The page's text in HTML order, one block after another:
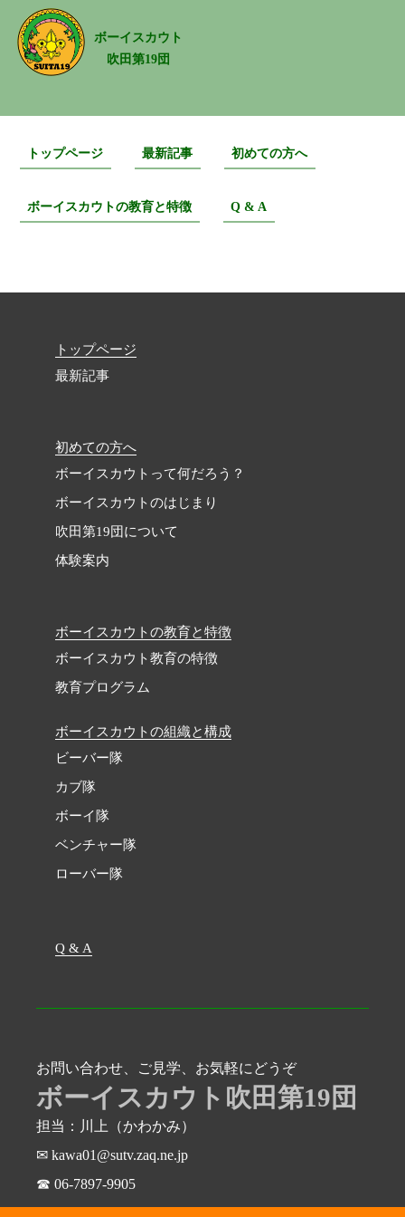
ボーイスカウト
吹田第19団
トップページ 最新記事 初めての方へ
ボーイスカウトの教育と特徴 Q & A
トップページ
最新記事
初めての方へ
ボーイスカウトって何だろう？
ボーイスカウトのはじまり
吹田第19団について
体験案内
ボーイスカウトの教育と特徴
ボーイスカウト教育の特徴
教育プログラム
ボーイスカウトの組織と構成
ビーバー隊
カブ隊
ボーイ隊
ベンチャー隊
ローバー隊
Q & A
お問い合わせ、ご見学、お気軽にどうぞ
ボーイスカウト吹田第19団
担当：川上（かわかみ）
✉ kawa01@sutv.zaq.ne.jp
☎ 06-7897-9905